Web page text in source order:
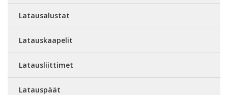
Latausalustat
Latauskaapelit
Latausliittimet
Latauspäät